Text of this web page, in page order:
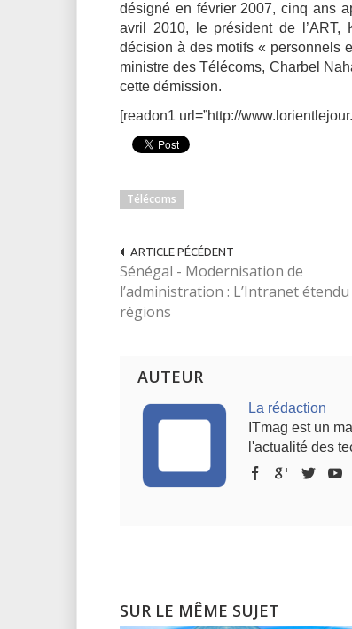
désigné en février 2007, cinq ans
avril 2010, le président de l’ART,
décision à des motifs « personnels
ministre des Télécoms, Charbel
cette démission.
[readon1 url=”http://
Télécoms
ARTICLE PÉCÉDENT
Sénégal - Modernisation de
l’administration : L’Intranet
régions
AUTEUR
La rédaction
ITmag est un
l'actualité des
SUR LE MÊME SUJET